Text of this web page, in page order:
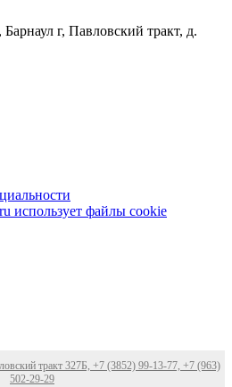
г, Павловский тракт, д.
использует файлы cookie
тракт 327Б, +7 (3852) 99-13-77, +7 (963)
502-29-29